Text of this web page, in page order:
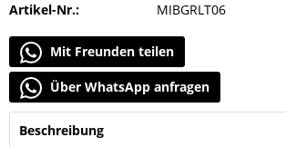
Artikel-Nr.: MIBGRLT06
Mit Freunden teilen
Über WhatsApp anfragen
Beschreibung